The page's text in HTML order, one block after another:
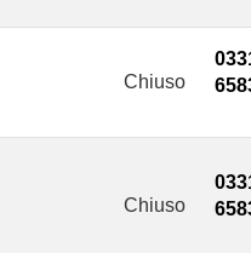
Chiuso
Chiuso